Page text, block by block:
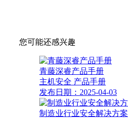
您可能还感兴趣
青藤深睿产品手册
主机安全 产品手册
发布日期：2025-04-03
制造业行业安全解决方案